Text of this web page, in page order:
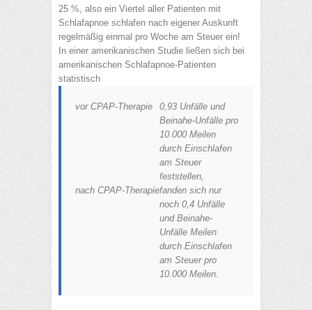
25 %, also ein Viertel aller Patienten mit
Schlafapnoe schlafen nach eigener Auskunft
regelmäßig einmal pro Woche am Steuer ein!
In einer amerikanischen Studie ließen sich bei
amerikanischen Schlafapnoe-Patienten
statistisch
vor CPAP-Therapie
0,93 Unfälle und
Beinahe-Unfälle pro
10.000 Meilen
durch Einschlafen
am Steuer
feststellen,
nach CPAP-Therapiefanden sich nur
noch 0,4 Unfälle
und Beinahe-
Unfälle Meilen
durch Einschlafen
am Steuer pro
10.000 Meilen.